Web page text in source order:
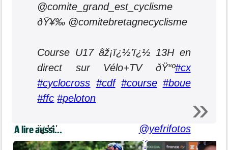
@comite_grand_est_cyclisme
ðŸ¥‰ @comitebretagnecyclisme
Course U17 âž¡ï¿½'ï¿½ 13H en
direct sur Vélo+TV ðŸ“º#cx
#cyclocross #cdf #course #boue
#ffc #peloton
ï¿½'
@yefrifotos
pic.twitter.com/LqXcfDJ1gt
A lire aussi...